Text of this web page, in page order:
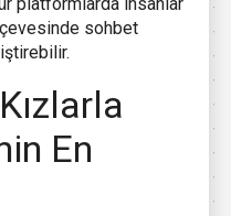
sohbet
En